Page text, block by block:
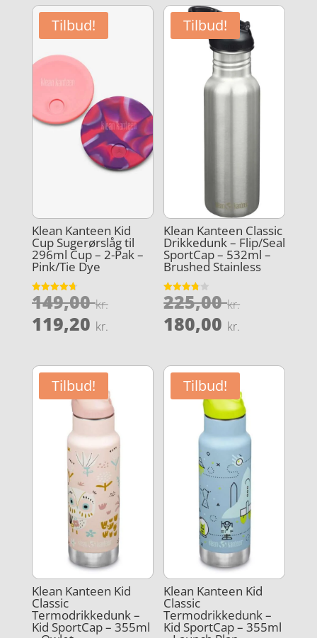
Tilbud!
Klean Kanteen Kid
Cup Sugerørslåg til
296ml Cup – 2-Pak –
Pink/Tie Dye
Vurderet
4.7
149,00kr.Den
oprindelige
pris
149,00 kr..
119,20 kr.
pris
er:
119,20 kr..
Tilbud!
Klean Kanteen Classic
Drikkedunk – Flip/Seal
SportCap – 532ml –
Brushed Stainless
Vurderet
3.8
225,00kr.Den
225,00
180,00 kr.
pris
er:
180,00
Tilbud!
Klean Kanteen Kid
Classic
Termodrikkedunk –
Kid SportCap – 355ml
Tilbud!
Klean Kanteen Kid
Classic
Termodrikkedunk –
Kid SportCap – 355ml